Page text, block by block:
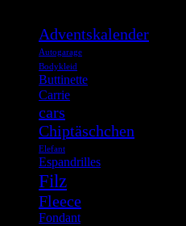
Adventskalender
Autogarage
Bodykleid
Buttinette
Carrie
cars
Chiptäschchen
Elefant
Espandrilles
Filz
Fleece
Fondant